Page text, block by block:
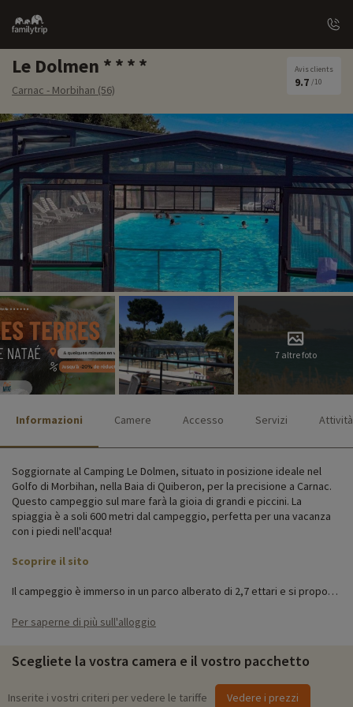
Family
trip
Le Dolmen
Carnac - Morbihan (56)
Avis clients
9.7 /10
7 altre foto
Informazioni Camere Accesso Servizi Attività
Soggiornate al Camping Le Dolmen, situato in posizione ideale nel
Golfo di Morbihan, nella Baia di Quiberon, per la precisione a Carnac.
Questo campeggio sul mare farà la gioia di grandi e piccini. La
spiaggia è a soli 600 metri dal campeggio, perfetta per una vacanza
con i piedi nell'acqua!
Scoprire il sito
Il campeggio è immerso in un parco alberato di 2,7 ettari e si propone
una serie di attività per tutta la famiglia, oltre a vari servizi come uno
bambini.
Potete lasciare i vostri bagagli in uno degli spaziosi appartamenti
Per saperne di più sull'alloggio
Scegliete la vostra camera e il vostro pacchetto
Inserite i vostri criteri per vedere le tariffe Vedere i prezzi